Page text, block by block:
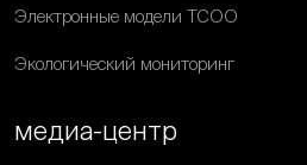
Электронные модели ТСОО
Экологический мониторинг
медиа-центр